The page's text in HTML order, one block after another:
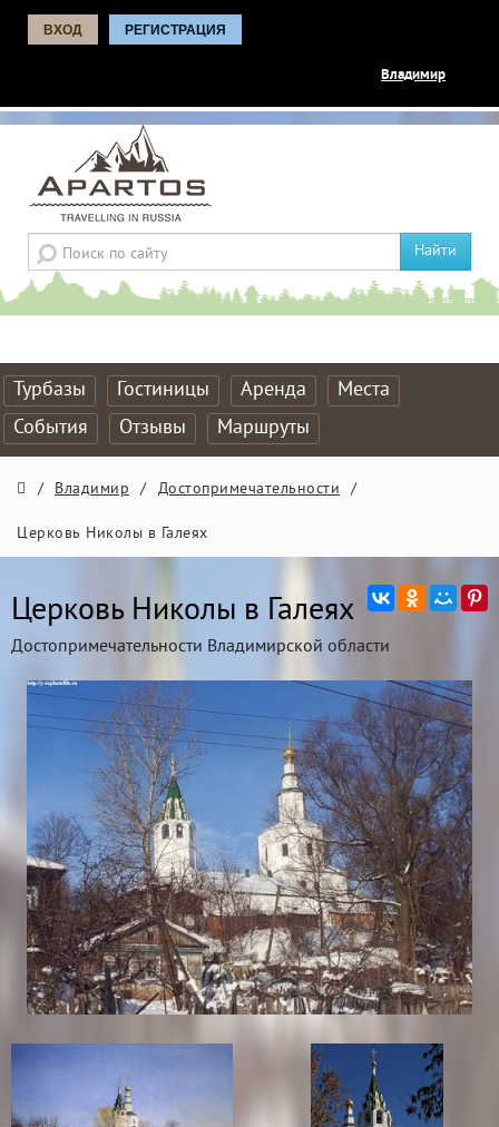
ВХОД РЕГИСТРАЦИЯ
Владимир
Найти
Турбазы Гостиницы Аренда
Места
События
Отзывы Маршруты
/ Владимир / Достопримечательности /
Церковь Николы в Галеях
Церковь Николы в Галеях
Достопримечательности Владимирской области